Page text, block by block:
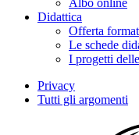
Albo online
Didattica
Offerta
Le schede
I progetti
Privacy
Tutti gli argomenti